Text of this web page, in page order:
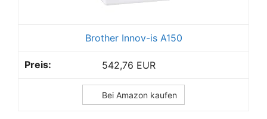
Brother Innov-is A150
542,76 EUR
Bei Amazon kaufen